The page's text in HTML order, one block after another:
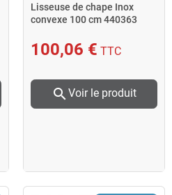
Lisseuse de chape Inox
convexe 100 cm 440363
100,06 € TTC
search Voir le produit